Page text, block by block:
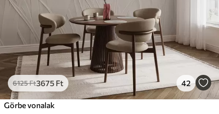
6125Ft3675 Ft 42
Görbe vonalak